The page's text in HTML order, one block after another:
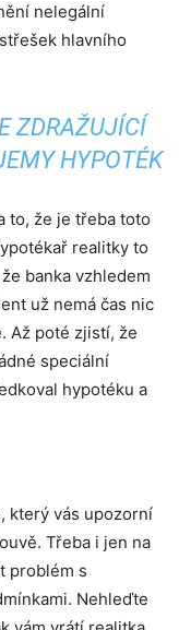
nelegální
hlavního
ZDRAŽUJÍCÍ
HYPOTÉK
to, že je třeba toto
realitky to
banka vzhledem
už nemá čas nic
Až poté zjistí, že
speciální
hypotéku a
který vás upozorní
Třeba i jen na
problém s
Nehleďte